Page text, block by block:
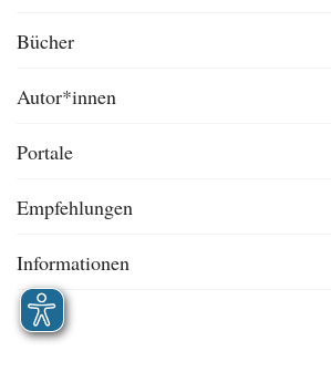
Bücher
Autor*innen
Portale
Empfehlungen
Informationen